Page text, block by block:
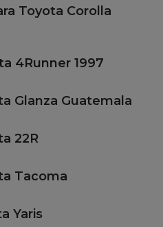
Toyota Corolla
4Runner 1997
Glanza Guatemala
22R
Tacoma
Yaris